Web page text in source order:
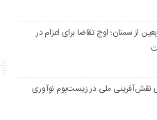
زائر اربعین از سمنان؛ اوج تقاضا برای اعزام در
نقش‌آفرینی ملی در زیست‌بوم نوآوری